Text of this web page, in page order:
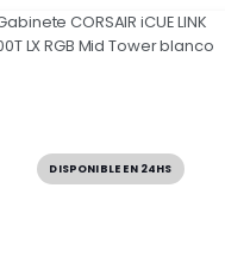
DISPONIBLE EN 24HS